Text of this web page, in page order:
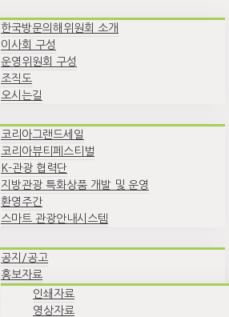
한국방문의해위원회 소개
이사회 구성
운영위원회 구성
조직도
오시는길
코리아그랜드세일
코리아뷰티페스티벌
K-관광 협력단
지방관광 특화상품 개발 및 운영
환영주간
스마트 관광안내시스템
공지/공고
홍보자료
인쇄자료
영상자료